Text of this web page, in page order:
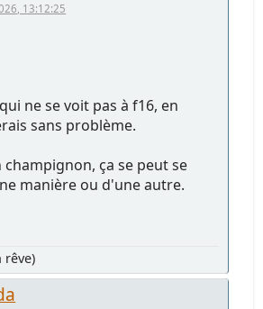
13:12:25
ne se voit pas à f16, en
sans problème.
champignon, ça se peut se
manière ou d'une autre.
rêve)